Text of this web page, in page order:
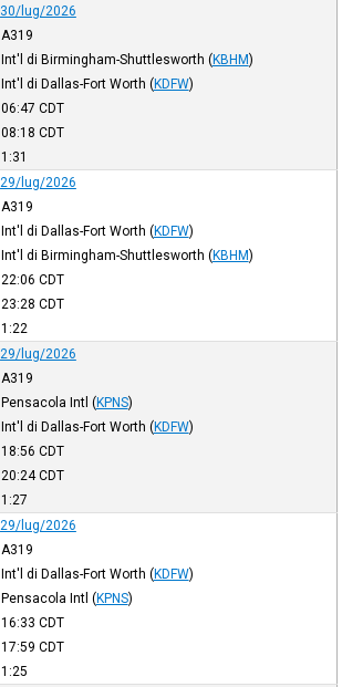
30/lug/2026
A319
Int'l di Birmingham-Shuttlesworth (KBHM)
Int'l di Dallas-Fort Worth (KDFW)
06:47 CDT
08:18 CDT
1:31
29/lug/2026
A319
Int'l di Dallas-Fort Worth (KDFW)
Int'l di Birmingham-Shuttlesworth (KBHM)
22:06 CDT
23:28 CDT
1:22
29/lug/2026
A319
Pensacola Intl (KPNS)
Int'l di Dallas-Fort Worth (KDFW)
18:56 CDT
20:24CDT
1:27
29/lug/2026
A319
Int'l di Dallas-Fort Worth (KDFW)
Pensacola Intl (KPNS)
16:33 CDT
17:59 CDT
1:25